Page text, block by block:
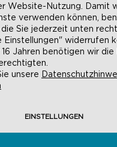
AGB
Website-Nutzung. Damit
verwenden können,
die Sie jederzeit unten
Einstellungen" widerrufen
Jahren benötigen wir die
unsere
EINSTELLUNGEN